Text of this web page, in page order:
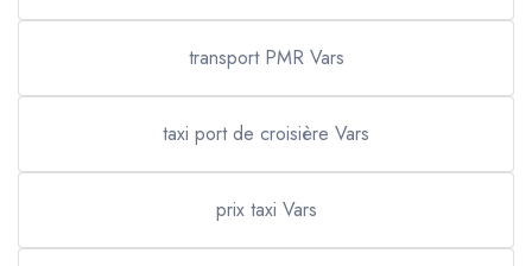
transport PMR Vars
taxi port de croisière Vars
prix taxi Vars